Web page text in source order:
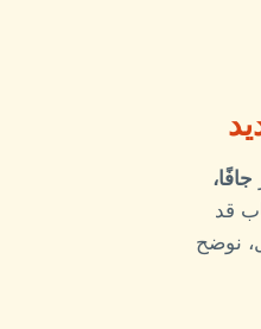
جافًا،
قد
نوضح